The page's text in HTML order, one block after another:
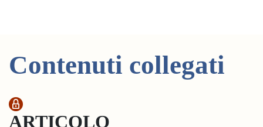
Contenuti collegati
ARTICOLO